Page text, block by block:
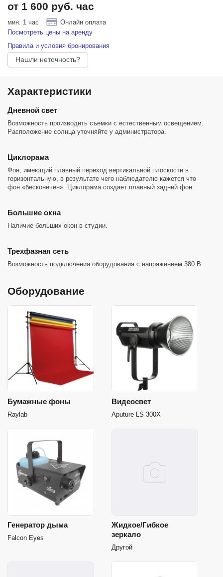
от 1 600 руб. час
мин. 1 час
Онлайн оплата
Посмотреть цены на аренду
Правила и условия бронирования
Нашли неточность?
Характеристики
Дневной свет
Возможность производить съемки с естественным освещением.
Расположение солнца уточняйте у администратора.
Циклорама
Фон, имеющий плавный переход вертикальной плоскости в
горизонтальную, в результате чего наблюдателю кажется что
фон «бесконечен». Циклорама создает плавный задний фон.
Большие окна
Наличие больших окон в студии.
Трехфазная сеть
Возможность подключения оборудования с напряжением 380 В.
Оборудование
Бумажные фоны
Raylab
Видеосвет
Aputure LS 300X
Генератор дыма
Falcon Eyes
Жидкое/Гибкое
зеркало
Другой